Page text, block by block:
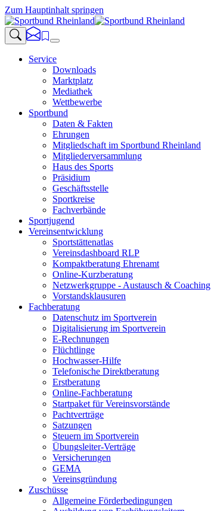
Zum Hauptinhalt springen
Service
Downloads
Marktplatz
Mediathek
Wettbewerbe
Sportbund
Daten & Fakten
Ehrungen
Mitgliedschaft im Sportbund Rheinland
Mitgliederversammlung
Haus des Sports
Präsidium
Geschäftsstelle
Sportkreise
Fachverbände
Sportjugend
Vereinsentwicklung
Sportstättenatlas
Vereinsdashboard RLP
Kompaktberatung Ehrenamt
Online-Kurzberatung
Netzwerkgruppe - Austausch & Coaching
Vorstandsklausuren
Fachberatung
Datenschutz im Sportverein
Digitalisierung im Sportverein
E-Rechnungen
Flüchtlinge
Hochwasser-Hilfe
Telefonische Direktberatung
Erstberatung
Online-Fachberatung
Startpaket für Vereinsvorstände
Pachtverträge
Satzungen
Steuern im Sportverein
Übungsleiter-Verträge
Versicherungen
GEMA
Vereinsgründung
Zuschüsse
Allgemeine Förderbedingungen